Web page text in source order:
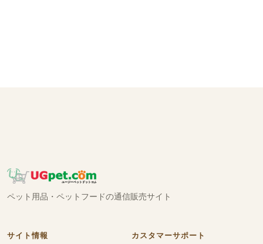
ペット用品・ペットフードの通信販売サイト
サイト情報 カスタマーサポート